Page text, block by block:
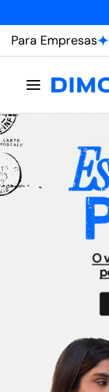
Para Empresas